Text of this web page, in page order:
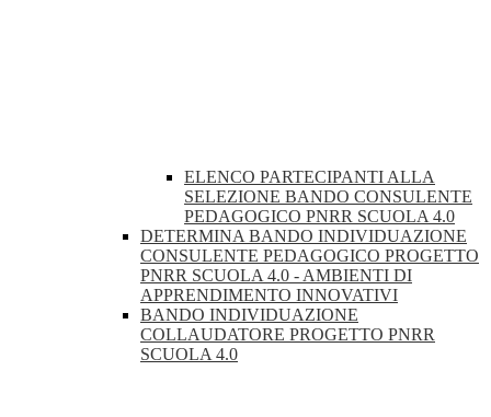
ELENCO PARTECIPANTI ALLA
SELEZIONE BANDO CONSULENTE
PEDAGOGICO PNRR SCUOLA 4.0
DETERMINA BANDO INDIVIDUAZIONE
CONSULENTE PEDAGOGICO PROGETTO
PNRR SCUOLA 4.0 - AMBIENTI DI
APPRENDIMENTO INNOVATIVI
BANDO INDIVIDUAZIONE
COLLAUDATORE PROGETTO PNRR
SCUOLA 4.0